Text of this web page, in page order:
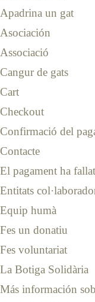
Apadrina un gat
Asociación
Associació
Cangur de gats
Cart
Checkout
Confirmació del
Contacte
El pagament ha fallat
Entitats
Equip humà
Fes un donatiu
Fes voluntariat
La Botiga Solidària
Más información